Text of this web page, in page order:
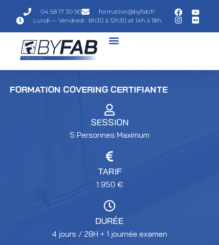
04 58 17 30 90
formation@byfab.fr
Lundi — Vendredi : 8h30 à 12h30 et 14h à 18h.
FORMATION COVERING CERTIFIANTE
SESSION
5 Personnes Maximum
TARIF
1 950 €
DURÉE
4 jours / 28H + 1 journée examen